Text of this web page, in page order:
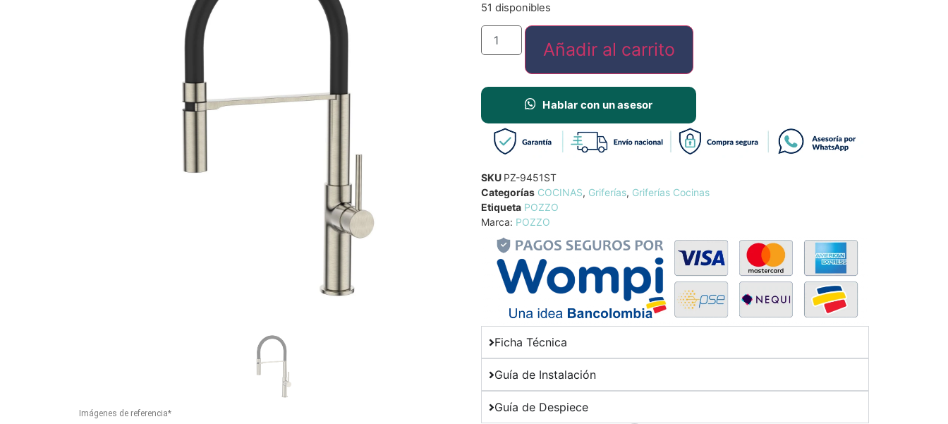
Imágenes de referencia*
51 disponibles
Añadir al carrito
Hablar con un asesor
SKU PZ-9451ST
Categorías COCINAS, Griferías, Griferías Cocinas
Etiqueta POZZO
Marca: POZZO
Ficha Técnica
Guía de Instalación
Guía de Despiece